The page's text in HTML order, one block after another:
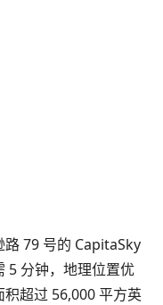
79 号的 CapitaSky
5 分钟，地理位置优
超过 56,000 平方英